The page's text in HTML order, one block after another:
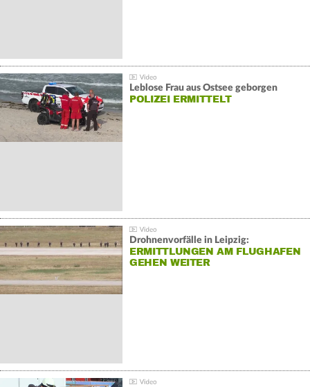
Leblose Frau aus Ostsee geborgen
POLIZEI ERMITTELT
Drohnenvorfälle in Leipzig:
ERMITTLUNGEN AM FLUGHAFEN
GEHEN WEITER